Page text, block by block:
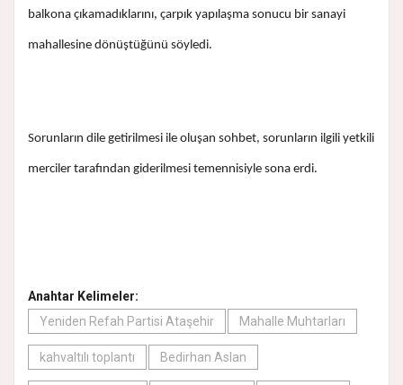
balkona çıkamadıklarını, çarpık yapılaşma sonucu bir sanayi
mahallesine dönüştüğünü söyledi.
Sorunların dile getirilmesi ile oluşan sohbet, sorunların ilgili yetkili
merciler tarafından giderilmesi temennisiyle sona erdi.
Anahtar Kelimeler:
Yeniden Refah Partisi Ataşehir
Mahalle Muhtarları
kahvaltılı toplantı Bedirhan Aslan